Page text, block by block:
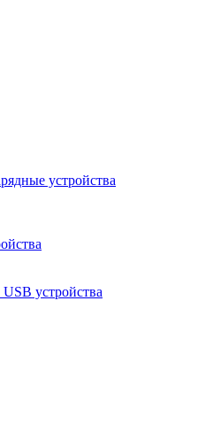
устройства
устройства